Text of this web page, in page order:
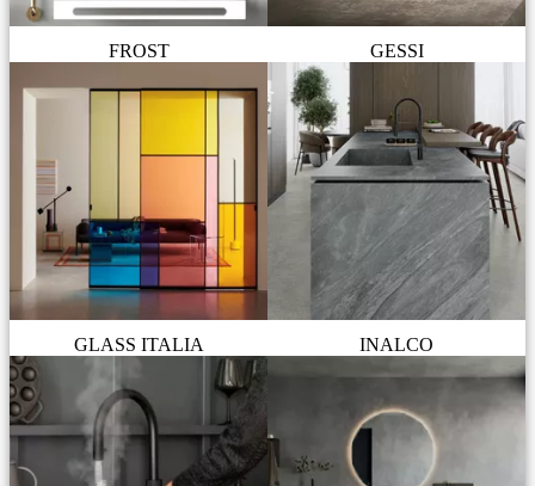
FROST GESSI
GLASS ITALIA INALCO